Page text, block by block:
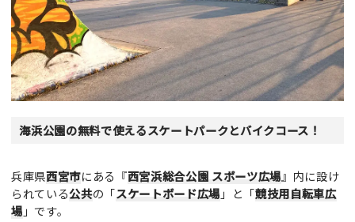
海浜公園の無料で使えるスケートパークとバイクコース！
兵庫県西宮市にある『西宮浜総合公園 スポーツ広場』内に設け
られている公共の「スケートボード広場 」と「競技用自転車広
場 」です。